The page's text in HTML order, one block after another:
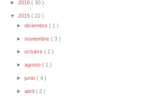
► 2016 ( 30 )
▼ 2015 ( 22 )
►diciembre( 1 )
►noviembre( 3 )
►octubre( 2 )
►agosto( 1 )
►junio( 4 )
►abril( 2 )